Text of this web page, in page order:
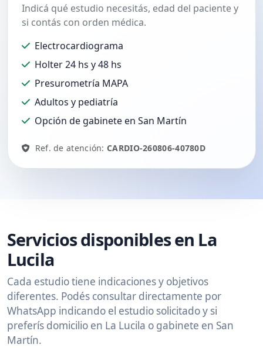
Indicá qué estudio necesitás, edad del paciente y
si contás con orden médica.
Electrocardiograma
Holter 24 hs y 48 hs
Presurometría MAPA
Adultos y pediatría
Opción de gabinete en San Martín
Ref. de atención:CARDIO-260806-40780D
Servicios disponibles en La
Lucila
Cada estudio tiene indicaciones y objetivos
diferentes. Podés consultar directamente por
WhatsApp indicando el estudio solicitado y si
preferís domicilio en La Lucila o gabinete en San
Martín.